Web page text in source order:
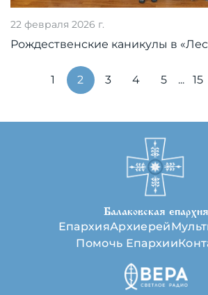
22 февраля 2026 г.
Рождественские каникулы в
1 2 3 4 5 ... 15
Балаковская епархия
ЕпархияАрхиерей
Помочь Епархии